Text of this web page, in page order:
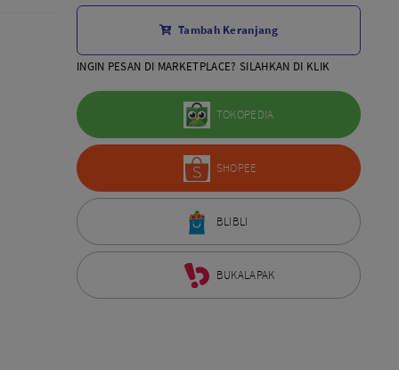
Aksesoris Lensa
Sony FE
7Artisans
Canon EOS-R
Canon EOS-M
Fujifilm
Tamron
Tambah Keranjang
INGIN PESAN DI MARKETPLACE? SILAHKAN DI KLIK
TOKOPEDIA
SHOPEE
BLIBLI
BUKALAPAK